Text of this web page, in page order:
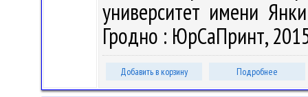
университет имени
Гродно : ЮрСаПринт,
Добавить в корзину Подробнее